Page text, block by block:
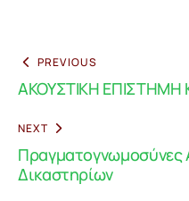
PREVIOUS
ΑΚΟΥΣΤΙΚΗ ΕΠΙΣΤΗΜΗ
NEXT
Πραγματογνωμοσύνες
Δικαστηρίων